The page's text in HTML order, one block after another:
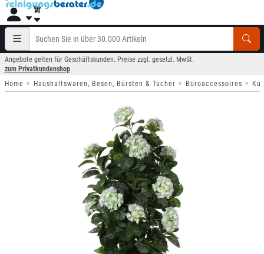
Angebote gelten für Geschäftskunden. Preise zzgl. gesetzl. MwSt.
zum Privatkundenshop
Home
Haushaltswaren, Besen, Bürsten & Tücher Büroaccessoires